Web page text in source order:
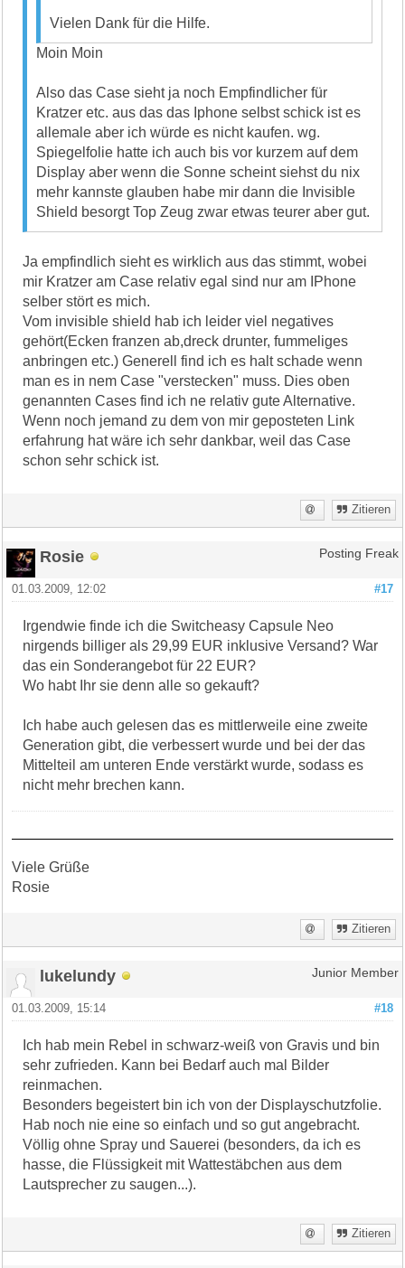
Vielen Dank für die Hilfe.
Moin Moin
Also das Case sieht ja noch Empfindlicher für
Kratzer etc. aus das das Iphone selbst schick ist es
allemale aber ich würde es nicht kaufen. wg.
Spiegelfolie hatte ich auch bis vor kurzem auf dem
Display aber wenn die Sonne scheint siehst du nix
mehr kannste glauben habe mir dann die Invisible
Shield besorgt Top Zeug zwar etwas teurer aber gut.
Ja empfindlich sieht es wirklich aus das stimmt, wobei
mir Kratzer am Case relativ egal sind nur am IPhone
selber stört es mich.
Vom invisible shield hab ich leider viel negatives
gehört(Ecken franzen ab,dreck drunter, fummeliges
anbringen etc.) Generell find ich es halt schade wenn
man es in nem Case "verstecken" muss. Dies oben
genannten Cases find ich ne relativ gute Alternative.
Wenn noch jemand zu dem von mir geposteten Link
erfahrung hat wäre ich sehr dankbar, weil das Case
schon sehr schick ist.
Zitieren
Rosie Posting Freak
#17
01.03.2009, 12:02
Irgendwie finde ich die Switcheasy Capsule Neo
nirgends billiger als 29,99 EUR inklusive Versand? War
das ein Sonderangebot für 22 EUR?
Wo habt Ihr sie denn alle so gekauft?
Ich habe auch gelesen das es mittlerweile eine zweite
Generation gibt, die verbessert wurde und bei der das
Mittelteil am unteren Ende verstärkt wurde, sodass es
nicht mehr brechen kann.
Viele Grüße
Rosie
Zitieren
lukelundy Junior Member
#18
01.03.2009, 15:14
Ich hab mein Rebel in schwarz-weiß von Gravis und bin
sehr zufrieden. Kann bei Bedarf auch mal Bilder
reinmachen.
Besonders begeistert bin ich von der Displayschutzfolie.
Hab noch nie eine so einfach und so gut angebracht.
Völlig ohne Spray und Sauerei (besonders, da ich es
hasse, die Flüssigkeit mit Wattestäbchen aus dem
Lautsprecher zu saugen...).
Zitieren